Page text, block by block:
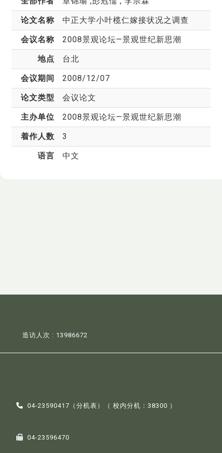
论文名称 中正大学小叶榄仁嫁接状况之调查
会议名称 2008景观论坛—景观世纪新思潮
地点 台北
会议期间 2008/12/07
论文类型 会议论文
主办单位 2008景观论坛—景观世纪新思潮
着作人数 3
语言 中文
造访人次 : 13986672
04-23590417（分机表 ）（ 校内分机：38300 ）
04-23596470